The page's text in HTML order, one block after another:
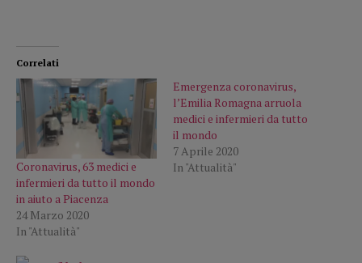
Correlati
Coronavirus, 63 medici e
infermieri da tutto il mondo
in aiuto a Piacenza
24 Marzo 2020
In "Attualità"
Emergenza coronavirus,
l’Emilia Romagna arruola
medici e infermieri da tutto
il mondo
7 Aprile 2020
In "Attualità"